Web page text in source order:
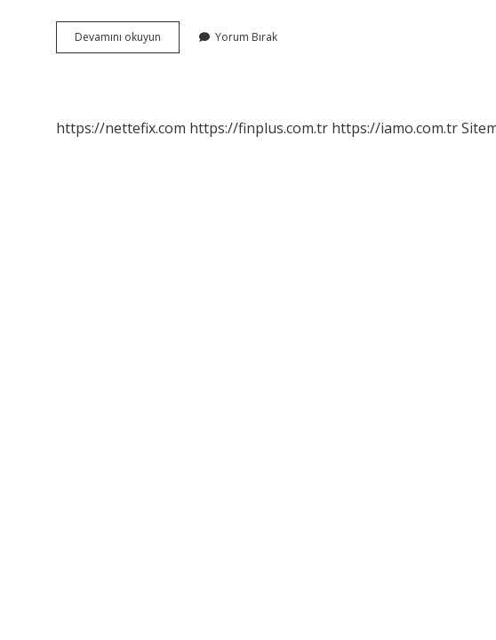
Devamını okuyun
Iradeyi
Demek
Yorum Bırak
https://nettefix.com https://finplus.com.tr https://iamo.com.tr